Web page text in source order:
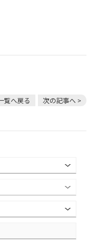
覧へ戻る 次の記事へ >